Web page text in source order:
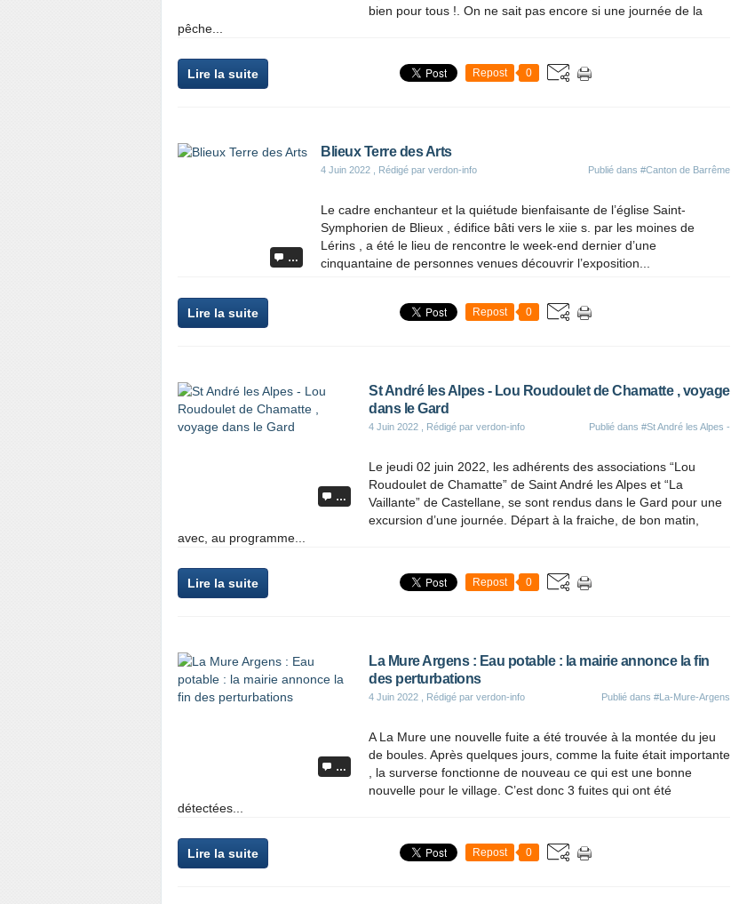
bien pour tous !. On ne sait pas encore si une journée de la
pêche...
Lire la suite Repost 0
…
Blieux Terre des Arts
4 Juin 2022 , Rédigé par verdon-info Publié dans #Canton de Barrême
Le cadre enchanteur et la quiétude bienfaisante de l’église Saint-
Symphorien de Blieux , édifice bâti vers le xiie s. par les moines de
Lérins , a été le lieu de rencontre le week-end dernier d’une
cinquantaine de personnes venues découvrir l’exposition...
Lire la suite Repost 0
…
St André les Alpes - Lou Roudoulet de Chamatte , voyage
dans le Gard
4 Juin 2022 , Rédigé par verdon-info Publié dans #St André les Alpes -
Le jeudi 02 juin 2022, les adhérents des associations “Lou
Roudoulet de Chamatte” de Saint André les Alpes et “La
Vaillante” de Castellane, se sont rendus dans le Gard pour une
excursion d’une journée. Départ à la fraiche, de bon matin,
avec, au programme...
Lire la suite Repost 0
…
La Mure Argens : Eau potable : la mairie annonce la fin
des perturbations
4 Juin 2022 , Rédigé par verdon-info Publié dans #La-Mure-Argens
A La Mure une nouvelle fuite a été trouvée à la montée du jeu
de boules. Après quelques jours, comme la fuite était importante
, la surverse fonctionne de nouveau ce qui est une bonne
nouvelle pour le village. C’est donc 3 fuites qui ont été
détectées...
Lire la suite Repost 0